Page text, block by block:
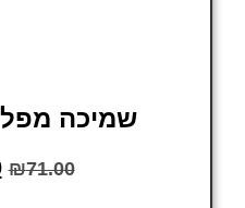
שמיכה
₪71.00